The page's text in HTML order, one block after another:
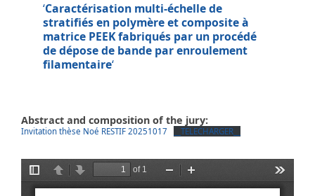
‘Caractérisation multi-échelle de
stratifiés en polymère et composite à
matrice PEEK fabriqués par un procédé
de dépose de bande par enroulement
filamentaire‘
Abstract and composition of the jury:
Invitation thèse Noé RESTIF 20251017 __TELECHARGER__